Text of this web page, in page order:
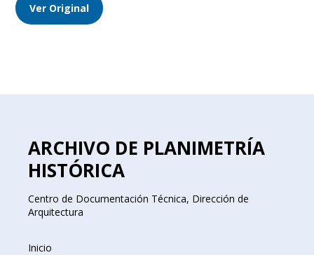
Ver Original
ARCHIVO DE PLANIMETRÍA
HISTÓRICA
Centro de Documentación Técnica, Dirección de
Arquitectura
Inicio